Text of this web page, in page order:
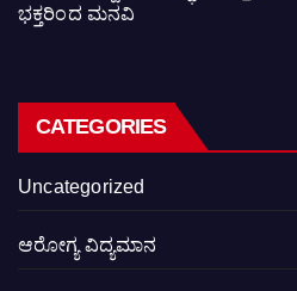
ಭಕ್ತರಿಂದ ಮನವಿ
CATEGORIES
Uncategorized
ಆರೋಗ್ಯ ವಿದ್ಯಮಾನ